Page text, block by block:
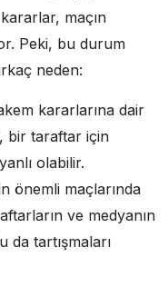
maçın
Peki, bu durum
neden:
kararlarına dair
bir taraftar için
olabilir.
önemli maçlarında
ve medyanın
da tartışmaları